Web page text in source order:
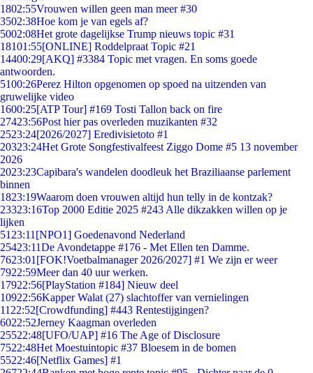
1802:55Vrouwen willen geen man meer #30
3502:38Hoe kom je van egels af?
5002:08Het grote dagelijkse Trump nieuws topic #31
18101:55[ONLINE] Roddelpraat Topic #21
14400:29[AKQ] #3384 Topic met vragen. En soms goede
antwoorden.
5100:26Perez Hilton opgenomen op spoed na uitzenden van
gruwelijke video
1600:25[ATP Tour] #169 Tosti Tallon back on fire
27423:56Post hier pas overleden muzikanten #32
2523:24[2026/2027] Eredivisietoto #1
20323:24Het Grote Songfestivalfeest Ziggo Dome #5 13 november
2026
2023:23Capibara's wandelen doodleuk het Braziliaanse parlement
binnen
1823:19Waarom doen vrouwen altijd hun telly in de kontzak?
23323:16Top 2000 Editie 2025 #243 Alle dikzakken willen op je
lijken
51 23:11 [NPO1] Goedenavond Nederland
25423:11De Avondetappe #176 - Met Ellen ten Damme.
7623:01 [FOK!Voetbalmanager 2026/2027] #1 We zijn er weer
7922:59Meer dan 40 uur werken.
17922:56[PlayStation #184] Nieuw deel
10922:56Kapper Walat (27) slachtoffer van vernielingen
11 22:52[Crowdfunding] #443 Rentestijgingen?
6022:52Jerney Kaagman overleden
25522:48[UFO/UAP] #16 The Age of Disclosure
7522:48Het Moestuintopic #37 Bloesem in de bomen
5522:46[Netflix Games] #1